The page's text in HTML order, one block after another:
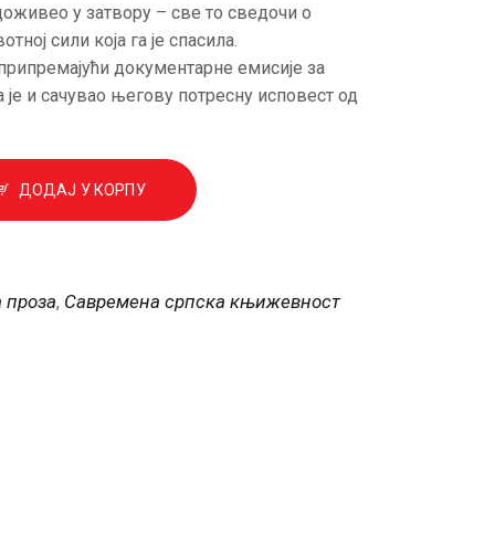
у затвору – све то сведочи о
сили која га је спасила.
документарне емисије за
је и сачувао његову потресну исповест од
ДОДАЈ У КОРПУ
, Савремена српска књижевност